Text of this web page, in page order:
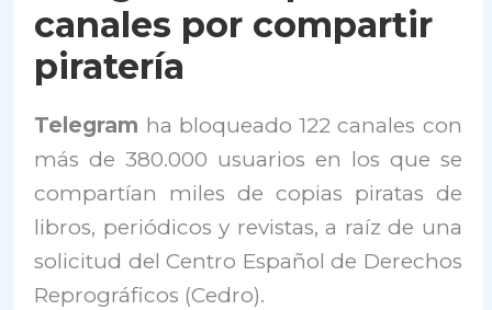
canales por compartir
piratería
Telegram ha bloqueado 122 canales con
más de 380.000 usuarios en los que se
compartían miles de copias piratas de
libros, periódicos y revistas, a raíz de una
solicitud del Centro Español de Derechos
Reprográficos (Cedro).